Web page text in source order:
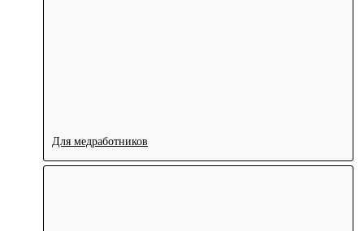
Для медработников